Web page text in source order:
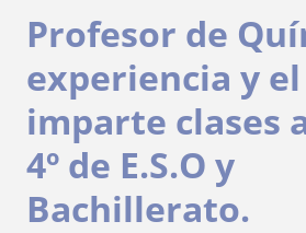
Profesor de
experiencia y el
imparte clases a
4º de E.S.O y
Bachillerato.